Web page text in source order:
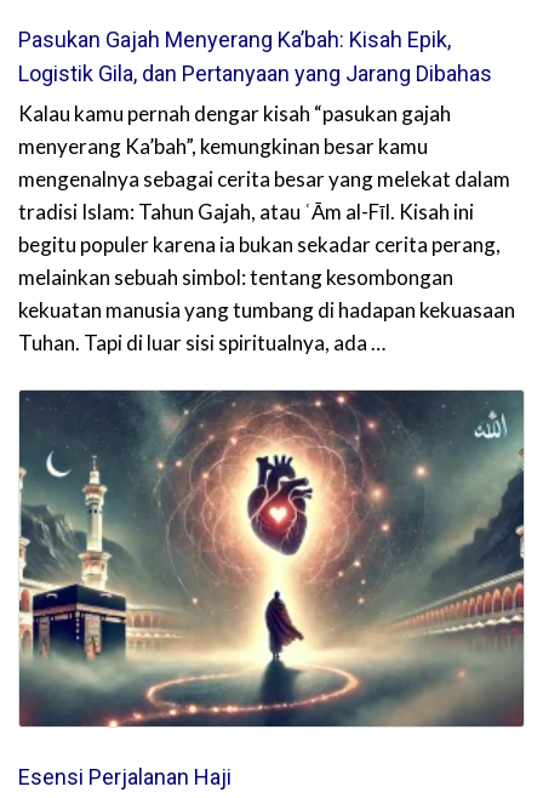
Pasukan Gajah Menyerang Ka’bah: Kisah Epik,
Logistik Gila, dan Pertanyaan yang Jarang Dibahas
Kalau kamu pernah dengar kisah “pasukan gajah
menyerang Ka’bah”, kemungkinan besar kamu
mengenalnya sebagai cerita besar yang melekat dalam
tradisi Islam: Tahun Gajah, atau ʿĀm al-Fīl. Kisah ini
begitu populer karena ia bukan sekadar cerita perang,
melainkan sebuah simbol: tentang kesombongan
kekuatan manusia yang tumbang di hadapan kekuasaan
Tuhan. Tapi di luar sisi spiritualnya, ada …
Esensi Perjalanan Haji